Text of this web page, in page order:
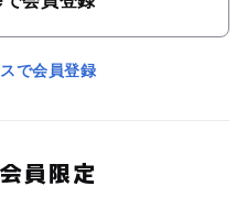
で会員登録
員限定